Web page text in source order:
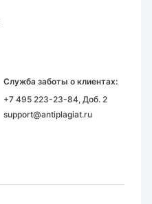
Служба заботы о клиентах:
+7 495 223-23-84, Доб. 2
support@antiplagiat.ru